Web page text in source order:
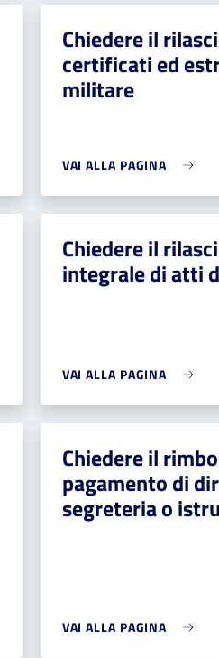
Chiedere il
certificati ed
militare
VAI ALLA PAGINA
Chiedere il
integrale di atti
VAI ALLA PAGINA
Chiedere il
pagamento di
segreteria o
VAI ALLA PAGINA